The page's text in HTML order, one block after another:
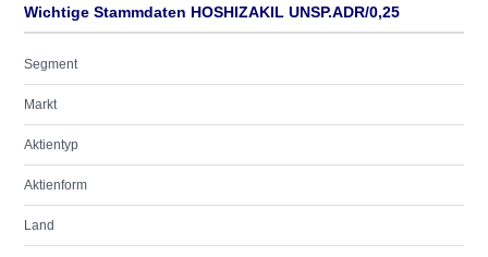
Wichtige Stammdaten HOSHIZAKIL UNSP.ADR/0,25
Segment
Markt
Aktientyp
Aktienform
Land